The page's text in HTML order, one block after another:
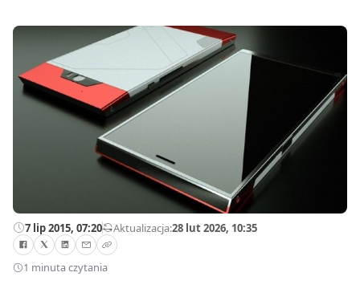
7 lip 2015, 07:20—Aktualizacja:28 lut 2026, 10:35
1 minuta czytania